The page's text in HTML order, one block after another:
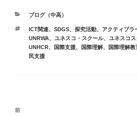
カ
ゴ
リ
ー
ブログ（中高）
タ
グ
ICT関連、SDGS、探究活動、アクティブラ
UNRWA、 ユネスコ・スクール、 ユネスコス
UNHCR、 国際支援、 国際理解、 国際理解教
民支援
投
前
前